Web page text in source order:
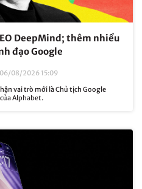
DeepMind; thêm nhiều
đạo Google
06/08/2026 15:09
vai trò mới là Chủ tịch Google
Alphabet.